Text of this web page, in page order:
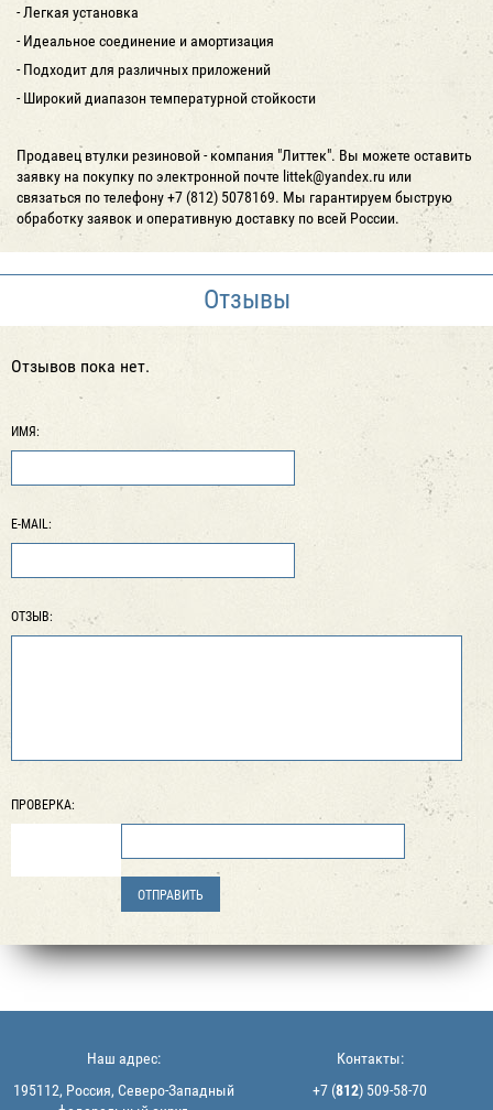
- Легкая установка
- Идеальное соединение и амортизация
- Подходит для различных приложений
- Широкий диапазон температурной стойкости
Продавец втулки резиновой - компания "Литтек". Вы можете оставить
заявку на покупку по электронной почте littek@yandex.ru или
связаться по телефону +7 (812) 5078169. Мы гарантируем быструю
обработку заявок и оперативную доставку по всей России.
Отзывы
Отзывов пока нет.
ИМЯ:
E-MAIL:
ОТЗЫВ:
ПРОВЕРКА:
Наш адрес:
195112, Россия, Северо-Западный
Контакты:
+7 (812) 509-58-70